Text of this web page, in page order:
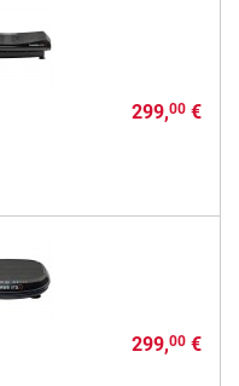
299,00€
299,00€